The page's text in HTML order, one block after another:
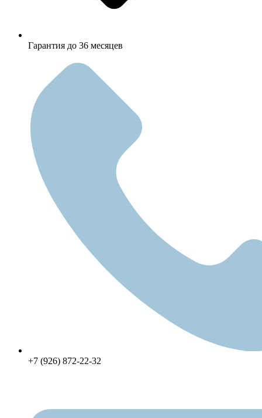
Гарантия до 36 месяцев
+7 (926) 872-22-32